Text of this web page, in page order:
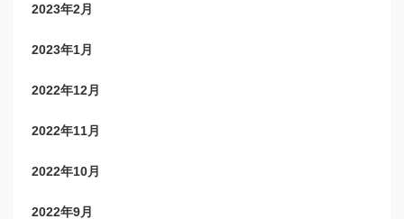
2023年2月
2023年1月
2022年12月
2022年11月
2022年10月
2022年9月